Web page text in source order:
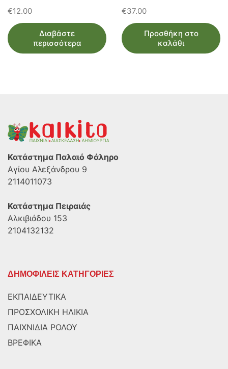
€12.00
Διαβάστε
περισσότερα
€37.00
Προσθήκη στο
καλάθι
Κατάστημα Παλαιό Φάληρο
Αγίου Αλεξάνδρου 9
2114011073
Κατάστημα Πειραιάς
Αλκιβιάδου 153
2104132132
ΔΗΜΟΦΙΛΕΙΣ ΚΑΤΗΓΟΡΙΕΣ
ΕΚΠΑΙΔΕΥΤΙΚΑ
ΠΡΟΣΧΟΛΙΚΗ ΗΛΙΚΙΑ
ΠΑΙΧΝΙΔΙΑ ΡΟΛΟΥ
ΒΡΕΦΙΚΑ